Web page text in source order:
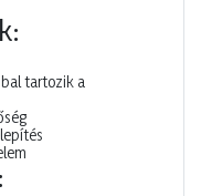
tartozik a